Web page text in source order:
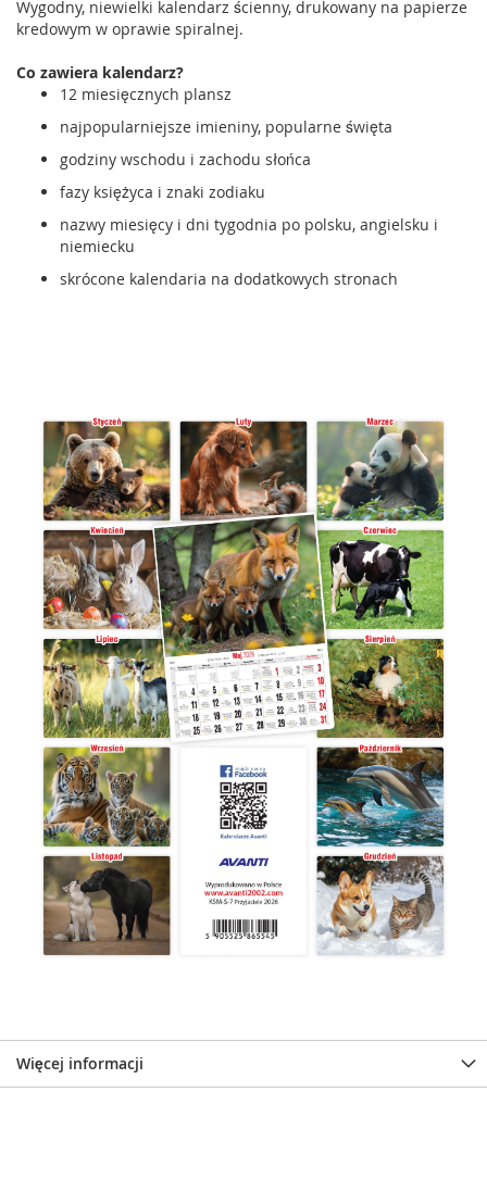
Wygodny, niewielki kalendarz ścienny, drukowany na papierze
kredowym w oprawie spiralnej.
Co zawiera kalendarz?
12 miesięcznych plansz
najpopularniejsze imieniny, popularne święta
godziny wschodu i zachodu słońca
fazy księżyca i znaki zodiaku
nazwy miesięcy i dni tygodnia po polsku, angielsku i
niemiecku
skrócone kalendaria na dodatkowych stronach
Więcej informacji